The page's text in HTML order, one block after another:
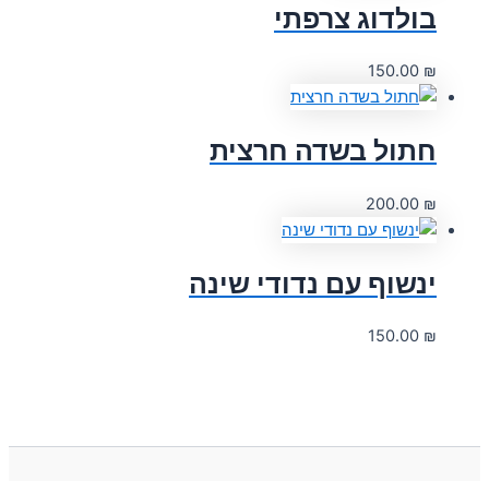
בולדוג צרפתי
150.00 ₪
חתול בשדה חרצית
200.00 ₪
ינשוף עם נדודי שינה
150.00 ₪